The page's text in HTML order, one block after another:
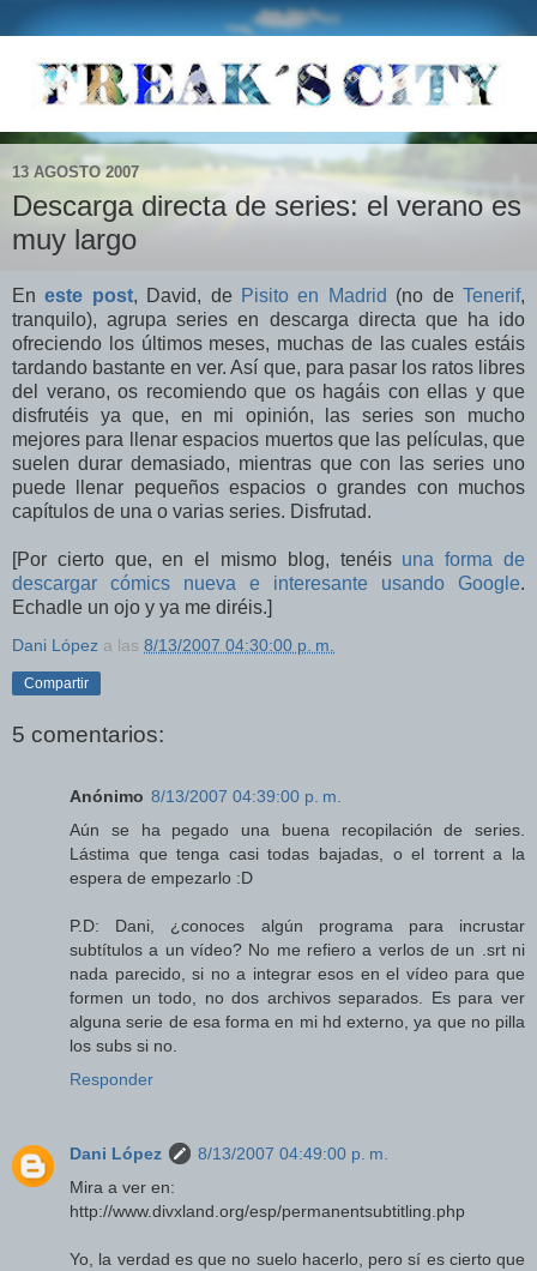
13 AGOSTO 2007
Descarga directa de series: el verano es
muy largo
Eneste post, David, de Pisito en Madrid (no deTenerif,
tranquilo), agrupa series en descarga directa que ha ido
ofreciendo los últimos meses, muchas de las cuales estáis
tardando bastante en ver. Así que, para pasar los ratos libres
del verano, os recomiendo que os hagáis con ellas y que
disfrutéis ya que, en mi opinión, las series son mucho
mejores para llenar espacios muertos que las películas, que
suelen durar demasiado, mientras que con las series uno
puede llenar pequeños espacios o grandes con muchos
capítulos de una o varias series. Disfrutad.
[Por cierto que, en el mismo blog, tenéis una forma de
descargar cómics nueva e interesante usando Google.
Echadle un ojo y ya me diréis.]
Dani López a las 8/13/2007 04:30:00 p. m.
Compartir
5 comentarios:
Anónimo 8/13/2007 04:39:00 p. m.
Aún se ha pegado una buena recopilación de series.
Lástima que tenga casi todas bajadas, o el torrent a la
espera de empezarlo :D
P.D: Dani, ¿conoces algún programa para incrustar
subtítulos a un vídeo? No me refiero a verlos de un .srt ni
nada parecido, si no a integrar esos en el vídeo para que
formen un todo, no dos archivos separados. Es para ver
alguna serie de esa forma en mi hd externo, ya que no pilla
los subs si no.
Responder
Dani López
8/13/2007 04:49:00 p. m.
Mira a ver en:
http://www.divxland.org/esp/permanentsubtitling.php
Yo, la verdad es que no suelo hacerlo, pero sí es cierto que